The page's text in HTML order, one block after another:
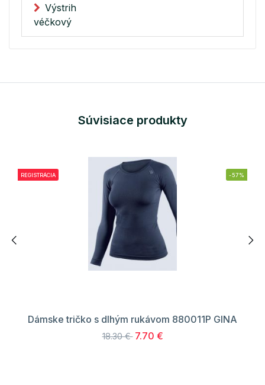
Výstrih
véčkový
Súvisiace produkty
REGISTRÁCIA -57%
Dámske tričko s dlhým rukávom 880011P GINA
18.30 € 7.70 €